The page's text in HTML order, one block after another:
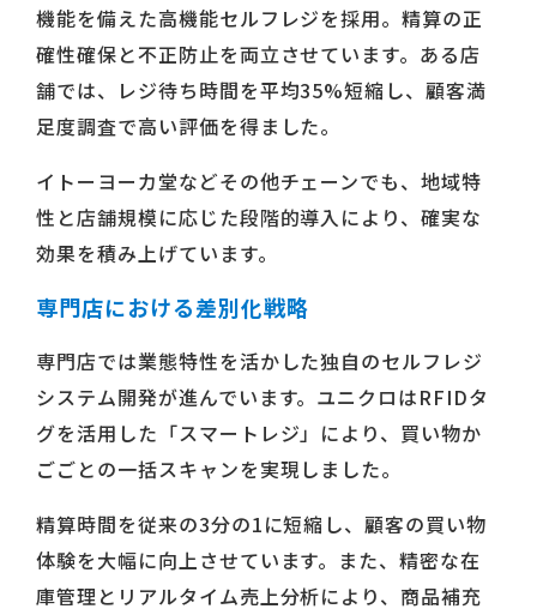
機能を備えた高機能セルフレジを採用。精算の正
確性確保と不正防止を両立させています。ある店
舗では、レジ待ち時間を平均35%短縮し、顧客満
足度調査で高い評価を得ました。
イトーヨーカ堂などその他チェーンでも、地域特
性と店舗規模に応じた段階的導入により、確実な
効果を積み上げています。
専門店における差別化戦略
専門店では業態特性を活かした独自のセルフレジ
システム開発が進んでいます。ユニクロはRFIDタ
グを活用した「スマートレジ」により、買い物か
ごごとの一括スキャンを実現しました。
精算時間を従来の3分の1に短縮し、顧客の買い物
体験を大幅に向上させています。また、精密な在
庫管理とリアルタイム売上分析により、商品補充